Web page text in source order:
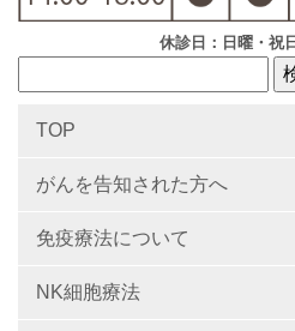
休診日：日曜・祝
TOP
がんを告知された方へ
免疫療法について
NK細胞療法